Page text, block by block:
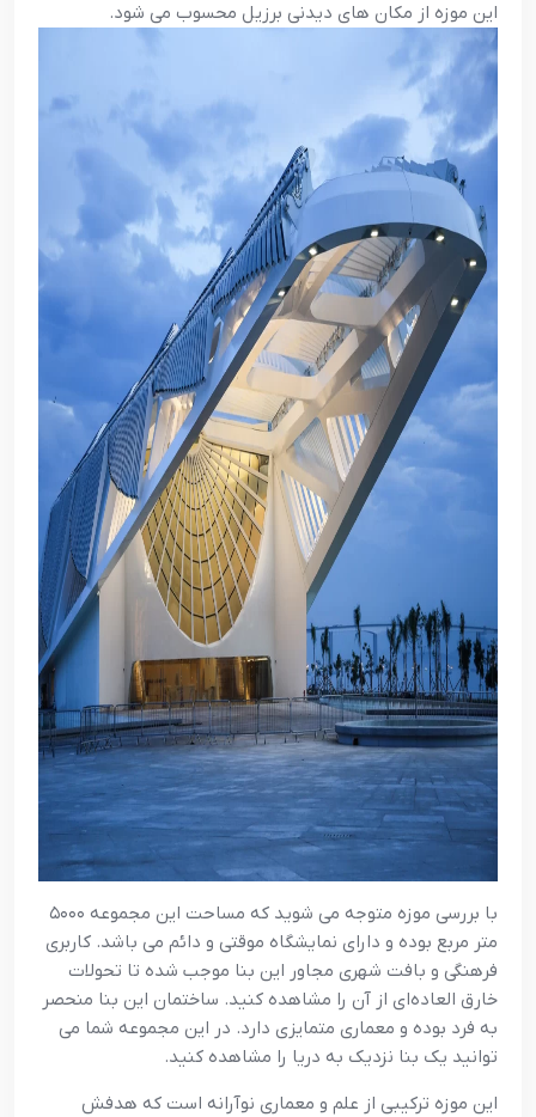
این موزه از مکان های دیدنی برزیل محسوب می شود.
با بررسی موزه متوجه می‌ شوید که مساحت این مجموعه ۵۰۰۰
متر مربع بوده و دارای نمایشگاه موقتی و دائم می‌ باشد. کاربری
فرهنگی و بافت شهری مجاور این بنا موجب شده تا تحولات
خارق‌ العاده‌ای از آن را مشاهده کنید. ساختمان این بنا منحصر
به فرد بوده و معماری متمایزی دارد. در این مجموعه شما می‌
توانید یک بنا نزدیک به دریا را مشاهده کنید.
این موزه ترکیبی از علم و معماری نوآرانه است که هدفش